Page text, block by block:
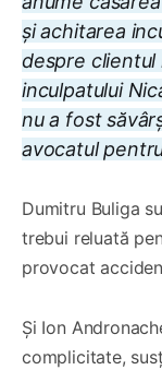
și achitarea
despre clientul
inculpatului
nu a fost
avocatul
Dumitru Buliga
trebui reluată
provocat
Și Ion
complicitate,